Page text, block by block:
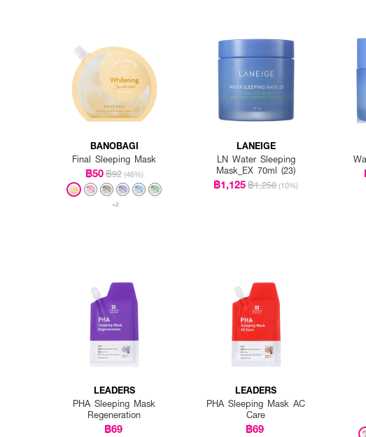
BANOBAGI
Final Sleeping Mask
฿50฿92 (46%)
+2
LANEIGE
LN Water Sleeping
Mask_EX 70ml (23)
฿1,125฿1,250 (10%)
LEADERS
PHA Sleeping Mask
Regeneration
฿69
LEADERS
PHA Sleeping Mask AC
Care
฿69